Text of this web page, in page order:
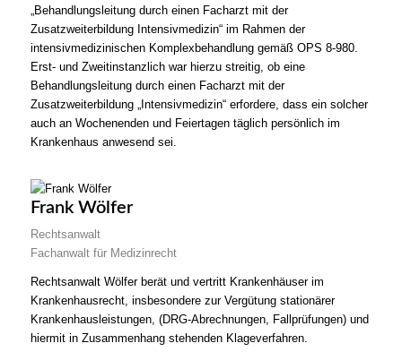
„Behandlungsleitung durch einen Facharzt mit der
Zusatzweiterbildung Intensivmedizin“ im Rahmen der
intensivmedizinischen Komplexbehandlung gemäß OPS 8-980.
Erst- und Zweitinstanzlich war hierzu streitig, ob eine
Behandlungsleitung durch einen Facharzt mit der
Zusatzweiterbildung „Intensivmedizin“ erfordere, dass ein solcher
auch an Wochenenden und Feiertagen täglich persönlich im
Krankenhaus anwesend sei.
Frank Wölfer
Rechtsanwalt
Fachanwalt für Medizinrecht
Rechtsanwalt Wölfer berät und vertritt Krankenhäuser im
Krankenhausrecht, insbesondere zur Vergütung stationärer
Krankenhausleistungen, (DRG-Abrechnungen, Fallprüfungen) und
hiermit in Zusammenhang stehenden Klageverfahren.